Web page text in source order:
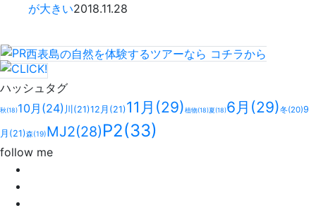
が大きい2018.11.28
西表島の自然を体験するツアーなら コチラから
ハッシュタグ
秋(18)10月 (24) 川 (21)12月 (21)11月 (29)植物(18)夏(18)6月 (29)冬(20)9
月 (21)森(19)MJ2(28)P2(33)
follow me